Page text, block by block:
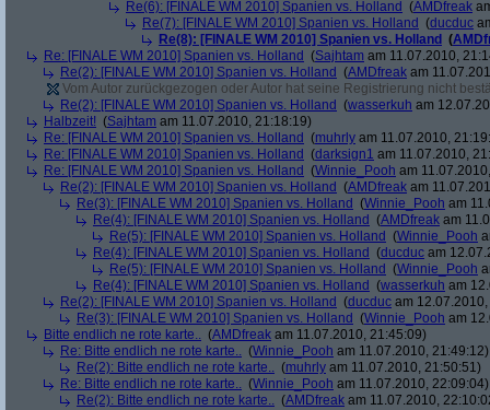
Re(6): [FINALE WM 2010] Spanien vs. Holland (AMDfreak
Re(7): [FINALE WM 2010] Spanien vs. Holland (ducduc
Re(8): [FINALE WM 2010] Spanien vs. Holland (
Re: [FINALE WM 2010] Spanien vs. Holland (Sajhtam am 11.07.2010,
Re(2): [FINALE WM 2010] Spanien vs. Holland (AMDfreak am
Vom Autor zurückgezogen oder Autor hat seine Registrierung nicht
Re(2): [FINALE WM 2010] Spanien vs. Holland (wasserkuh am
Halbzeit! (Sajhtam am 11.07.2010, 21:18:19)
Re: [FINALE WM 2010] Spanien vs. Holland (muhrly am 11.07.2010,
Re: [FINALE WM 2010] Spanien vs. Holland (darksign1 am 11.07.2010,
Re: [FINALE WM 2010] Spanien vs. Holland (Winnie_Pooh am
Re(2): [FINALE WM 2010] Spanien vs. Holland (AMDfreak am
Re(3): [FINALE WM 2010] Spanien vs. Holland (Winnie_Pooh am
Re(4): [FINALE WM 2010] Spanien vs. Holland (AMDfreak am
Re(5): [FINALE WM 2010] Spanien vs. Holland (Winnie_Pooh
Re(4): [FINALE WM 2010] Spanien vs. Holland (ducduc am
Re(5): [FINALE WM 2010] Spanien vs. Holland (Winnie_Pooh
Re(4): [FINALE WM 2010] Spanien vs. Holland (wasserkuh am
Re(2): [FINALE WM 2010] Spanien vs. Holland (ducduc am
Re(3): [FINALE WM 2010] Spanien vs. Holland (Winnie_Pooh am
Bitte endlich ne rote karte.. (AMDfreak am 11.07.2010, 21:45:09)
Re: Bitte endlich ne rote karte.. (Winnie_Pooh am 11.07.2010, 21:49:12)
Re(2): Bitte endlich ne rote karte.. (muhrly am 11.07.2010, 21:50:51)
Re: Bitte endlich ne rote karte.. (Winnie_Pooh am 11.07.2010, 22:09:04)
Re(2): Bitte endlich ne rote karte.. (AMDfreak am 11.07.2010,